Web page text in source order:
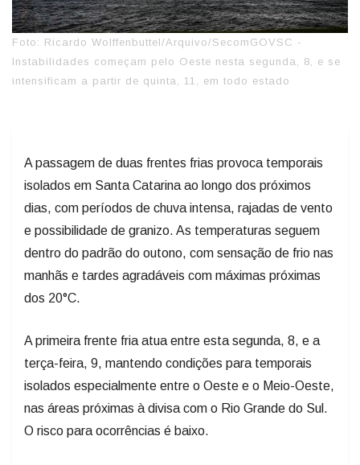
Foto: Ricardo Wolffenbuttel/Arquivo/SecomGOVSC -
Instabilidades começam pelo Oeste nesta segunda, 8, e se
intensificam a partir de quinta, 11, em todo estado
A passagem de duas frentes frias provoca temporais
isolados em Santa Catarina ao longo dos próximos
dias, com períodos de chuva intensa, rajadas de vento
e possibilidade de granizo. As temperaturas seguem
dentro do padrão do outono, com sensação de frio nas
manhãs e tardes agradáveis com máximas próximas
dos 20°C.
A primeira frente fria atua entre esta segunda, 8, e a
terça-feira, 9, mantendo condições para temporais
isolados especialmente entre o Oeste e o Meio-Oeste,
nas áreas próximas à divisa com o Rio Grande do Sul.
O risco para ocorrências é baixo.